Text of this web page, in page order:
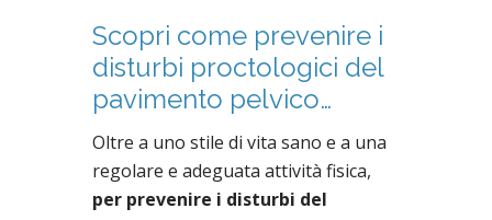
Scopri come prevenire i
disturbi proctologici del
pavimento pelvico…
Oltre a uno stile di vita sano e a una
regolare e adeguata attività fisica,
per prevenire i disturbi del